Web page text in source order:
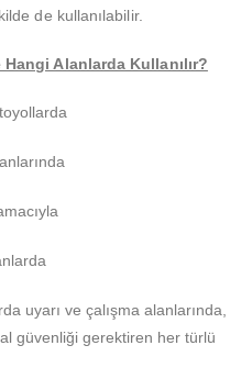
de kullanılabilir.
Alanlarda Kullanılır?
uyarı ve çalışma alanlarında,
güvenliği gerektiren her türlü